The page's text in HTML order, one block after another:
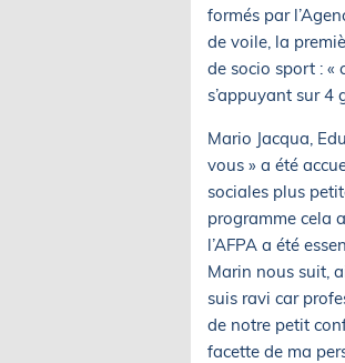
formés par
de voile, la
de socio sport : «
s’appuyant sur 4
Mario Jacqua,
vous » a été
sociales plus
programme cela
l’AFPA a été
Marin nous suit,
suis ravi car
de notre petit
facette de ma